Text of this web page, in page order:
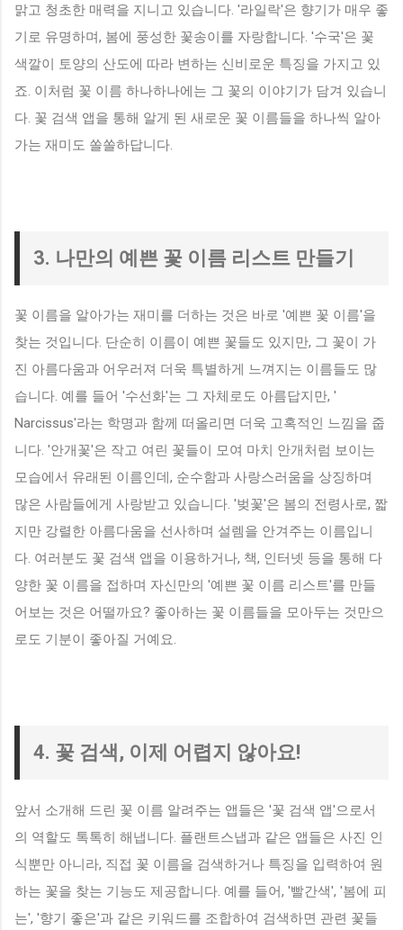
맑고 청초한 매력을 지니고 있습니다. '라일락'은 향기가 매우 좋
기로 유명하며, 봄에 풍성한 꽃송이를 자랑합니다. '수국'은 꽃
색깔이 토양의 산도에 따라 변하는 신비로운 특징을 가지고 있
죠. 이처럼 꽃 이름 하나하나에는 그 꽃의 이야기가 담겨 있습니
다. 꽃 검색 앱을 통해 알게 된 새로운 꽃 이름들을 하나씩 알아
가는 재미도 쏠쏠하답니다.
3. 나만의 예쁜 꽃 이름 리스트 만들기
꽃 이름을 알아가는 재미를 더하는 것은 바로 '예쁜 꽃 이름'을
찾는 것입니다. 단순히 이름이 예쁜 꽃들도 있지만, 그 꽃이 가
진 아름다움과 어우러져 더욱 특별하게 느껴지는 이름들도 많
습니다. 예를 들어 '수선화'는 그 자체로도 아름답지만, '
Narcissus'라는 학명과 함께 떠올리면 더욱 고혹적인 느낌을 줍
니다. '안개꽃'은 작고 여린 꽃들이 모여 마치 안개처럼 보이는
모습에서 유래된 이름인데, 순수함과 사랑스러움을 상징하며
많은 사람들에게 사랑받고 있습니다. '벚꽃'은 봄의 전령사로, 짧
지만 강렬한 아름다움을 선사하며 설렘을 안겨주는 이름입니
다. 여러분도 꽃 검색 앱을 이용하거나, 책, 인터넷 등을 통해 다
양한 꽃 이름을 접하며 자신만의 '예쁜 꽃 이름 리스트'를 만들
어보는 것은 어떨까요? 좋아하는 꽃 이름들을 모아두는 것만으
로도 기분이 좋아질 거예요.
4. 꽃 검색, 이제 어렵지 않아요!
앞서 소개해 드린 꽃 이름 알려주는 앱들은 '꽃 검색 앱'으로서
의 역할도 톡톡히 해냅니다. 플랜트스냅과 같은 앱들은 사진 인
식뿐만 아니라, 직접 꽃 이름을 검색하거나 특징을 입력하여 원
하는 꽃을 찾는 기능도 제공합니다. 예를 들어, '빨간색', '봄에 피
는', '향기 좋은'과 같은 키워드를 조합하여 검색하면 관련 꽃들